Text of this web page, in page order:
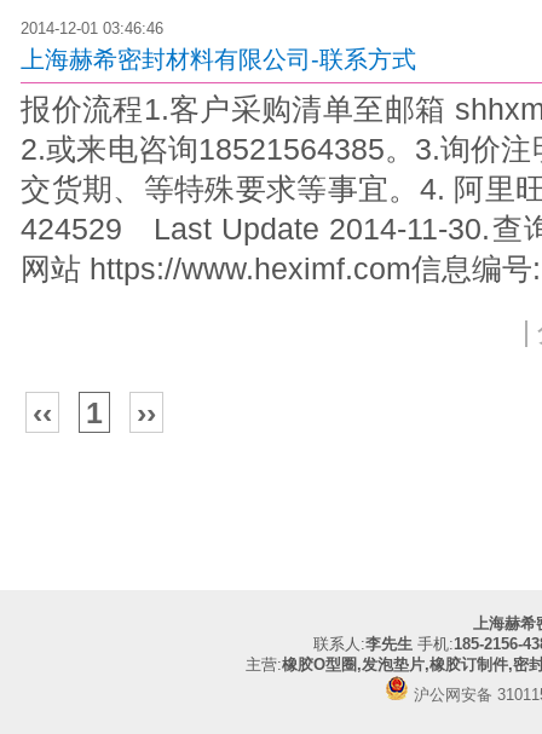
2014-12-01 03:46:46
上海赫希密封材料有限公司-联系方式
报价流程1.客户采购清单至邮箱
2.或来电咨询18521564385。3.询价
交货期、等特殊要求等事宜。4. 阿里
424529 Last Update 2014-11-30.查
网站 https://www.heximf.com信息编
‹‹ 1 ››
上海赫希
联系人:李先生手机:185-2156-
主营:橡胶O型圈,发泡垫片,橡胶订制件,密
沪公网安备